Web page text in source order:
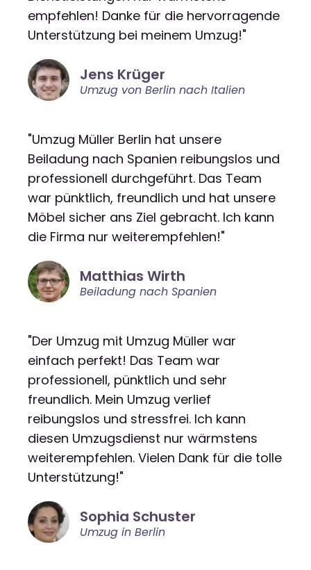
empfehlen! Danke für die hervorragende
Unterstützung bei meinem Umzug!"
Jens Krüger
Umzug von Berlin nach Italien
"Umzug Müller Berlin hat unsere
Beiladung nach Spanien reibungslos und
professionell durchgeführt. Das Team
war pünktlich, freundlich und hat unsere
Möbel sicher ans Ziel gebracht. Ich kann
die Firma nur weiterempfehlen!"
Matthias Wirth
Beiladung nach Spanien
"Der Umzug mit Umzug Müller war
einfach perfekt! Das Team war
professionell, pünktlich und sehr
freundlich. Mein Umzug verlief
reibungslos und stressfrei. Ich kann
diesen Umzugsdienst nur wärmstens
weiterempfehlen. Vielen Dank für die tolle
Unterstützung!"
Sophia Schuster
Umzug in Berlin